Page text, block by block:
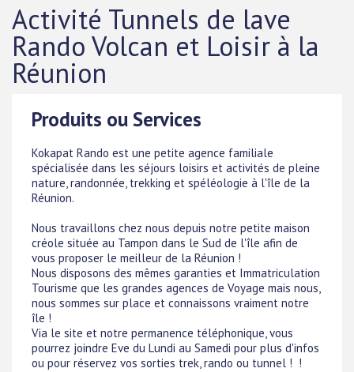
Activité Tunnels de lave
Rando Volcan et Loisir à la
Réunion
Produits ou Services
Kokapat Rando est une petite agence familiale
spécialisée dans les séjours loisirs et activités de pleine
nature, randonnée, trekking et spéléologie à l'île de la
Réunion.
Nous travaillons chez nous depuis notre petite maison
créole située au Tampon dans le Sud de l'île afin de
vous proposer le meilleur de la Réunion !
Nous disposons des mêmes garanties et Immatriculation
Tourisme que les grandes agences de Voyage mais nous,
nous sommes sur place et connaissons vraiment notre
île !
Via le site et notre permanence téléphonique, vous
pourrez joindre Eve du Lundi au Samedi pour plus d'infos
ou pour réservez vos sorties trek, rando ou tunnel ! !